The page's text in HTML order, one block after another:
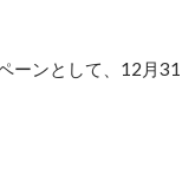
ーンとして、12月31